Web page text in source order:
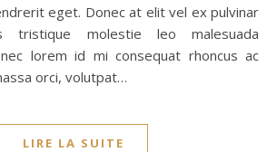
eget. Donec at elit vel ex pulvinar
tristique molestie leo malesuada
nec lorem id mi consequat rhoncus ac
orci, volutpat…
LIRE LA SUITE